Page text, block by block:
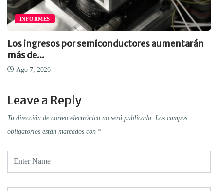
INFORMES
Los ingresos por semiconductores aumentarán
más de...
Ago 7, 2026
Leave a Reply
Tu dirección de correo electrónico no será publicada. Los campos
obligatorios están marcados con *